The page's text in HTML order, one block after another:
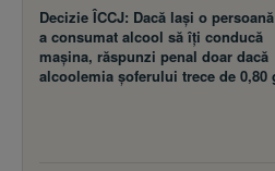
Decizie ÎCCJ: Dacă laşi o
a consumat alcool să îţi conducă
maşina, răspunzi penal doar dacă
alcoolemia şoferului trece de 0,80